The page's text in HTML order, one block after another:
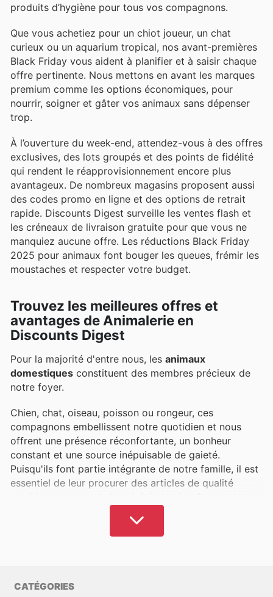
produits d’hygiène pour tous vos compagnons.
Que vous achetiez pour un chiot joueur, un chat
curieux ou un aquarium tropical, nos avant-premières
Black Friday vous aident à planifier et à saisir chaque
offre pertinente. Nous mettons en avant les marques
premium comme les options économiques, pour
nourrir, soigner et gâter vos animaux sans dépenser
trop.
À l’ouverture du week-end, attendez-vous à des offres
exclusives, des lots groupés et des points de fidélité
qui rendent le réapprovisionnement encore plus
avantageux. De nombreux magasins proposent aussi
des codes promo en ligne et des options de retrait
rapide. Discounts Digest surveille les ventes flash et
les créneaux de livraison gratuite pour que vous ne
manquiez aucune offre. Les réductions Black Friday
2025 pour animaux font bouger les queues, frémir les
moustaches et respecter votre budget.
Trouvez les meilleures offres et
avantages de Animalerie en
Discounts Digest
Pour la majorité d'entre nous, les animaux
domestiques constituent des membres précieux de
notre foyer.
Chien, chat, oiseau, poisson ou rongeur, ces
compagnons embellissent notre quotidien et nous
offrent une présence réconfortante, un bonheur
constant et une source inépuisable de gaieté.
Puisqu'ils font partie intégrante de notre famille, il est
essentiel de leur procurer des articles de qualité
préservation de leur santé, ainsi que de celle des
humains qui partagent leur vie.
nutrition adéquate et un confort optimal. Cependant,
cet engagement peut engendrer des coûts non
CATÉGORIES